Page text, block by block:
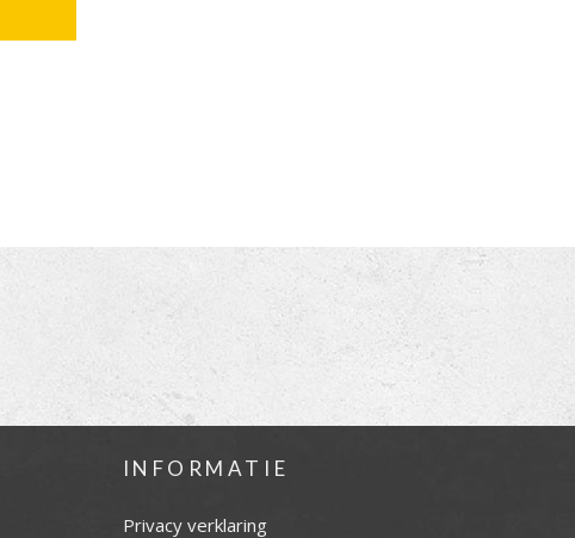
INFORMATIE
Privacy verklaring